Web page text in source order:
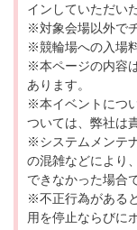
インしていただい
※対象会場以外で
※競輪場への入場
※本ページの内容
あります。
※本イベントにつ
ついては、弊社は
※システムメンテ
の混雑などにより
できなかった場合
※不正行為がある
用を停止ならびに